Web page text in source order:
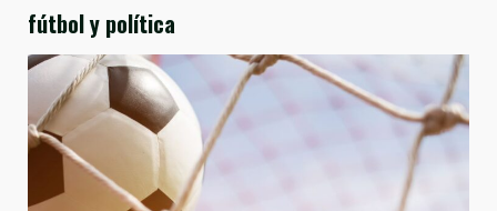
fútbol y política